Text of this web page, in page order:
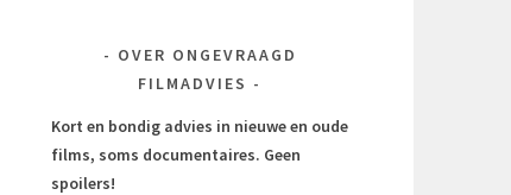
OVER ONGEVRAAGD
FILMADVIES
Kort en bondig advies in nieuwe en oude
films, soms documentaires. Geen
spoilers!